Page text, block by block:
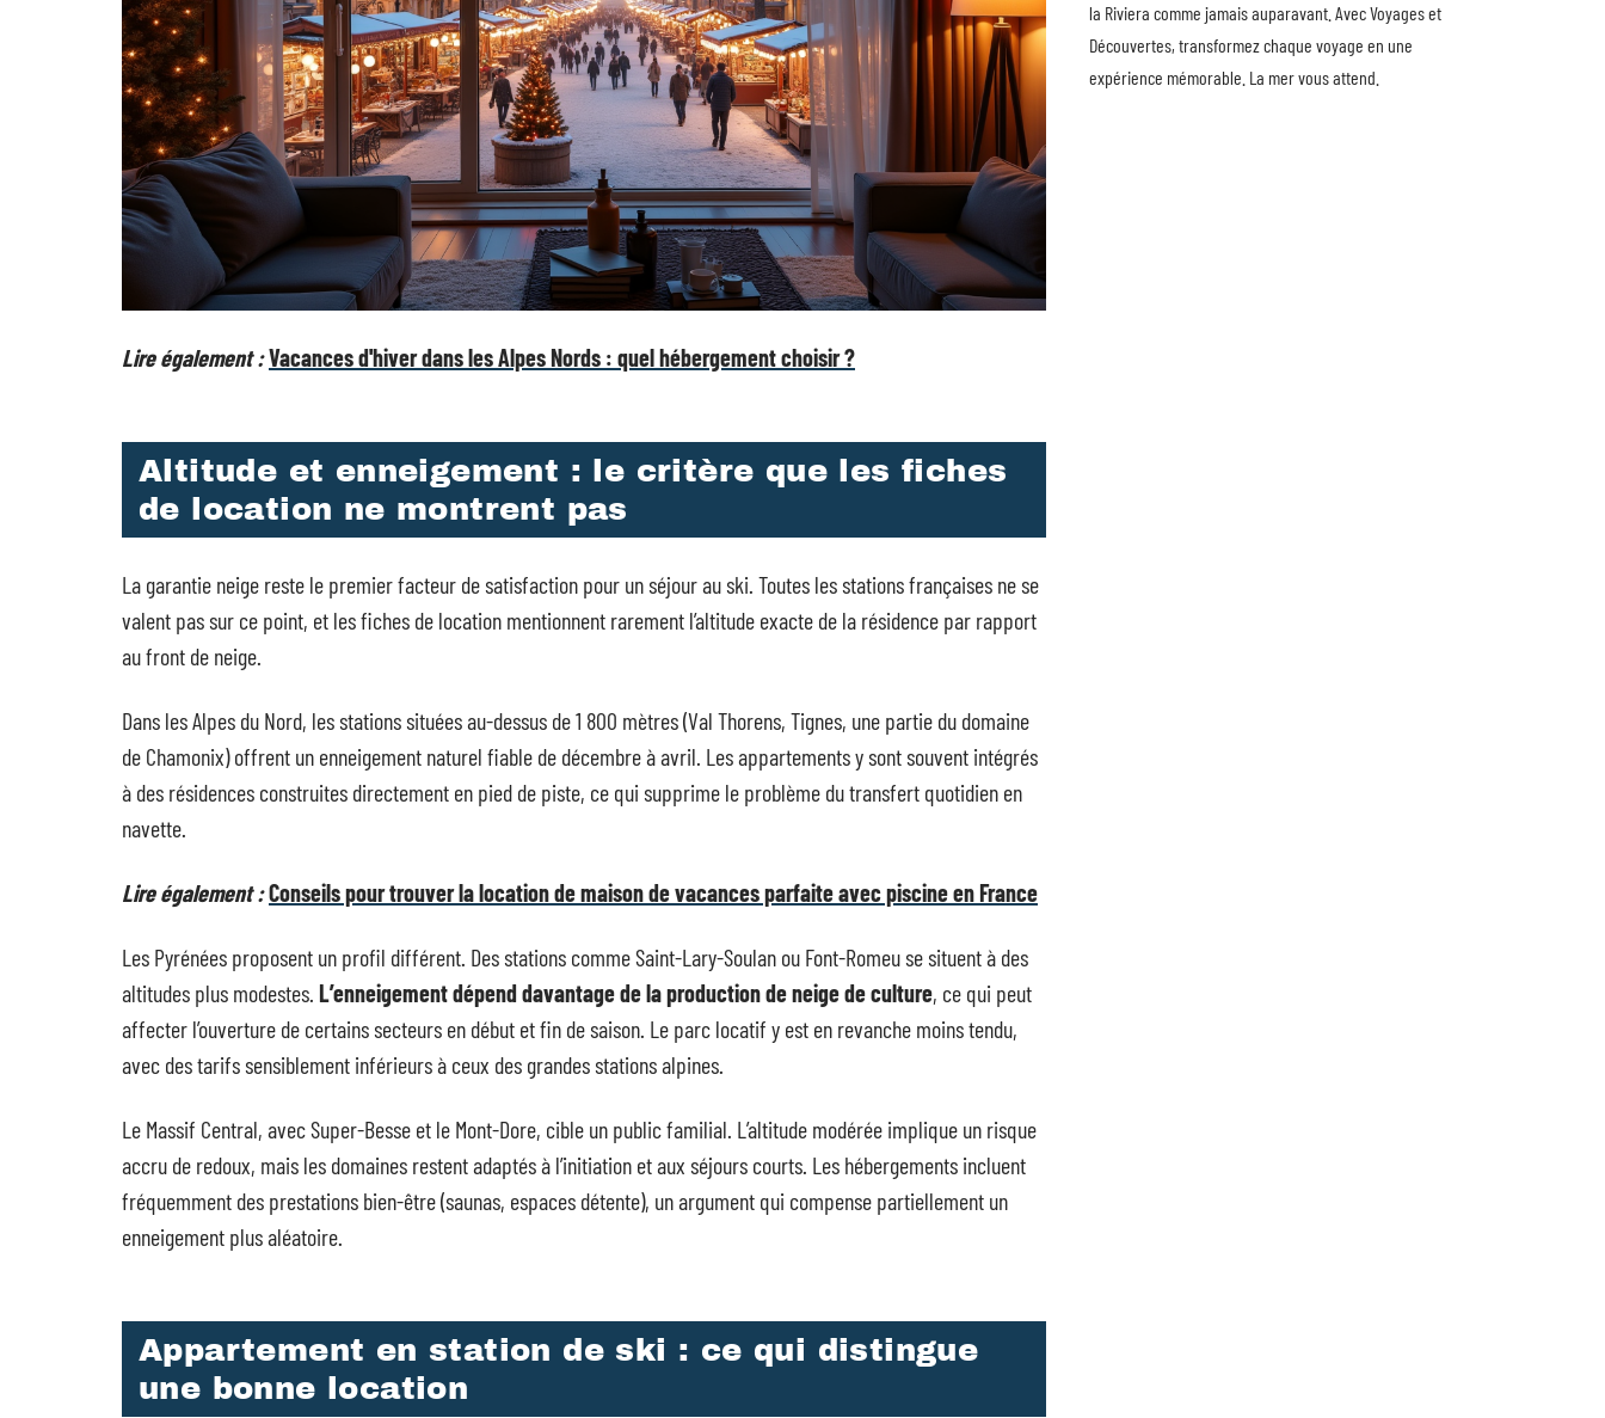
Lire également :Vacances d'hiver dans les Alpes Nords : quel hébergement choisir ?
Altitude et enneigement : le critère que les fiches
de location ne montrent pas
La garantie neige reste le premier facteur de satisfaction pour un séjour au ski. Toutes les stations françaises ne se
valent pas sur ce point, et les fiches de location mentionnent rarement l’altitude exacte de la résidence par rapport
au front de neige.
Dans les Alpes du Nord, les stations situées au-dessus de 1 800 mètres (Val Thorens, Tignes, une partie du domaine
de Chamonix) offrent un enneigement naturel fiable de décembre à avril. Les appartements y sont souvent intégrés
à des résidences construites directement en pied de piste, ce qui supprime le problème du transfert quotidien en
navette.
Lire également :Conseils pour trouver la location de maison de vacances parfaite avec piscine en France
Les Pyrénées proposent un profil différent. Des stations comme Saint-Lary-Soulan ou Font-Romeu se situent à des
altitudes plus modestes. L’enneigement dépend davantage de la production de neige de culture, ce qui peut
affecter l’ouverture de certains secteurs en début et fin de saison. Le parc locatif y est en revanche moins tendu,
avec des tarifs sensiblement inférieurs à ceux des grandes stations alpines.
Le Massif Central, avec Super-Besse et le Mont-Dore, cible un public familial. L’altitude modérée implique un risque
accru de redoux, mais les domaines restent adaptés à l’initiation et aux séjours courts. Les hébergements incluent
fréquemment des prestations bien-être (saunas, espaces détente), un argument qui compense partiellement un
enneigement plus aléatoire.
Appartement en station de ski : ce qui distingue
une bonne location
la Riviera comme jamais auparavant. Avec Voyages et
Découvertes, transformez chaque voyage en une
expérience mémorable. La mer vous attend.